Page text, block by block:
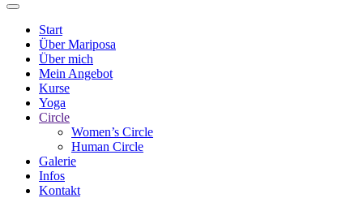
Start
Über Mariposa
Über mich
Mein Angebot
Kurse
Yoga
Circle
Women’s Circle
Human Circle
Galerie
Infos
Kontakt